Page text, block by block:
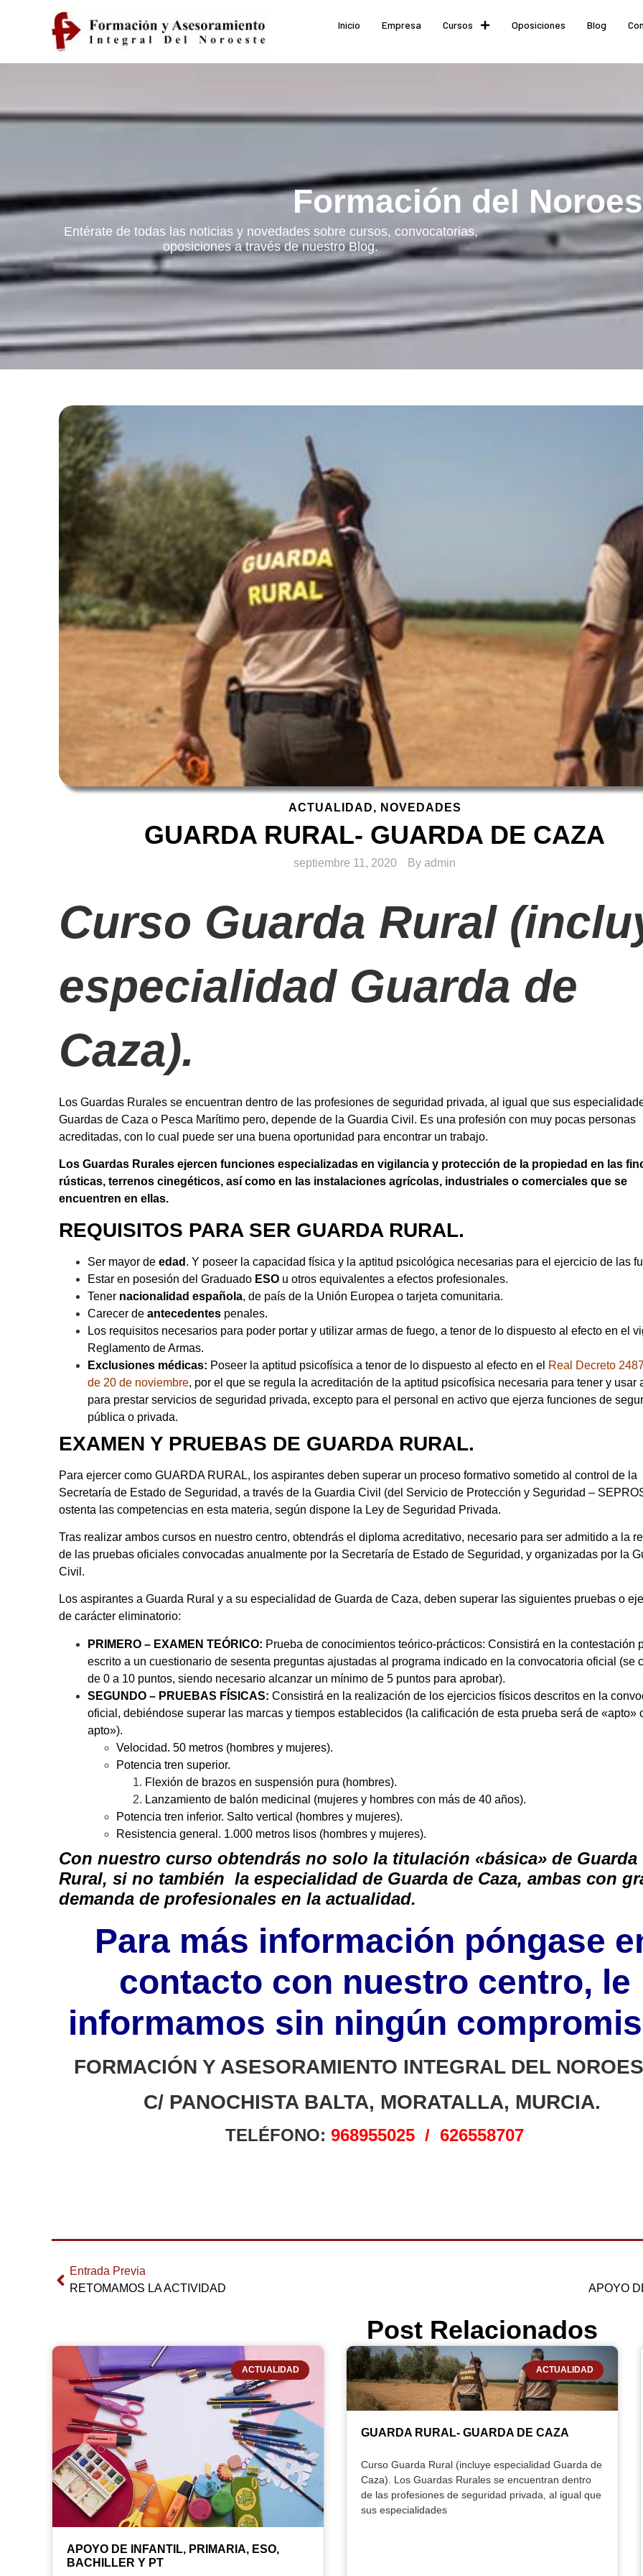
Inicio Empresa Cursos Oposiciones Blog
Formación del
Entérate de todas las noticias y novedades sobre cursos, convocatorias,
oposiciones a través de nuestro Blog.
ACTUALIDAD, NOVEDADES
GUARDA RURAL- GUARDA DE CAZA
septiembre 11, 2020 By admin
Curso Guarda Rural
especialidad Guarda de
Caza).
Los Guardas Rurales se encuentran dentro de las profesiones de seguridad privada, al igual que sus
Guardas de Caza o Pesca Marítimo pero, depende de la Guardia Civil. Es una profesión con muy pocas personas
acreditadas, con lo cual puede ser una buena oportunidad para encontrar un trabajo.
Los Guardas Rurales ejercen funciones especializadas en vigilancia y protección de la propiedad en las
rústicas, terrenos cinegéticos, así como en las instalaciones agrícolas, industriales o comerciales que se
encuentren en ellas.
REQUISITOS PARA SER GUARDA RURAL.
Ser mayor de edad . Y poseer la capacidad física y la aptitud psicológica necesarias para el ejercicio de las
Estar en posesión del Graduado ESO u otros equivalentes a efectos profesionales.
Tener nacionalidad española, de país de la Unión Europea o tarjeta comunitaria.
Carecer de antecedentes penales.
Los requisitos necesarios para poder portar y utilizar armas de fuego, a tenor de lo dispuesto al efecto en el
Reglamento de Armas.
Exclusiones médicas: Poseer la aptitud psicofísica a tenor de lo dispuesto al efecto en el Real Decreto
de 20 de noviembre, por el que se regula la acreditación de la aptitud psicofísica necesaria para tener y usar
para prestar servicios de seguridad privada, excepto para el personal en activo que ejerza funciones de
pública o privada.
EXAMEN Y PRUEBAS DE GUARDA RURAL.
Para ejercer como GUARDA RURAL, los aspirantes deben superar un proceso formativo sometido al control de la
Secretaría de Estado de Seguridad, a través de la Guardia Civil (del Servicio de Protección y Seguridad –
ostenta las competencias en esta materia, según dispone la Ley de Seguridad Privada.
Tras realizar ambos cursos en nuestro centro, obtendrás el diploma acreditativo, necesario para ser admitido a la
de las pruebas oficiales convocadas anualmente por la Secretaría de Estado de Seguridad, y organizadas por la
Civil.
Los aspirantes a Guarda Rural y a su especialidad de Guarda de Caza, deben superar las siguientes pruebas o
de carácter eliminatorio:
PRIMERO – EXAMEN TEÓRICO: Prueba de conocimientos teórico-prácticos: Consistirá en la contestación
escrito a un cuestionario de sesenta preguntas ajustadas al programa indicado en la convocatoria oficial (se
de 0 a 10 puntos, siendo necesario alcanzar un mínimo de 5 puntos para aprobar).
SEGUNDO – PRUEBAS FÍSICAS: Consistirá en la realización de los ejercicios físicos descritos en la
oficial, debiéndose superar las marcas y tiempos establecidos (la calificación de esta prueba será de «apto»
apto»).
Velocidad. 50 metros (hombres y mujeres).
Potencia tren superior.
Flexión de brazos en suspensión pura (hombres).
Lanzamiento de balón medicinal (mujeres y hombres con más de 40 años).
Potencia tren inferior. Salto vertical (hombres y mujeres).
Resistencia general. 1.000 metros lisos (hombres y mujeres).
Con nuestro curso obtendrás no solo la titulación «básica» de Guarda
Rural, si no también la especialidad de Guarda de Caza, ambas con
demanda de profesionales en la actualidad.
Para más información póngase
contacto con nuestro centro, le
informamos sin ningún
FORMACIÓN Y ASESORAMIENTO INTEGRAL DEL
C/ PANOCHISTA BALTA, MORATALLA, MURCIA.
TELÉFONO: 968955025 / 626558707
Entrada Previa
RETOMAMOS LA ACTIVIDAD
APOYO
Post Relacionados
ACTUALIDAD
APOYO DE INFANTIL, PRIMARIA, ESO,
BACHILLER Y PT
ACTUALIDAD
GUARDA RURAL- GUARDA DE CAZA
Curso Guarda Rural (incluye especialidad Guarda de
Caza). Los Guardas Rurales se encuentran dentro
de las profesiones de seguridad privada, al igual que
sus especialidades